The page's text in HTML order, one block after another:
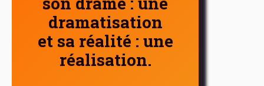
dramatisation
et sa réalité : une
réalisation.